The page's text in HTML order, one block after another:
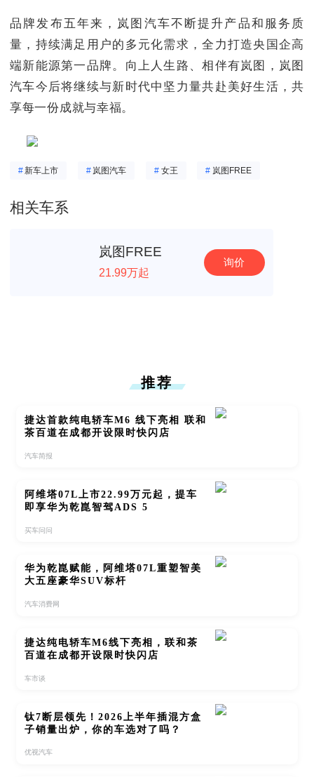
品牌发布五年来，岚图汽车不断提升产品和服务质
量，持续满足用户的多元化需求，全力打造央国企高
端新能源第一品牌。向上人生路、相伴有岚图，岚图
汽车今后将继续与新时代中坚力量共赴美好生活，共
享每一份成就与幸福。
#新车上市 # 岚图汽车 # 女王 # 岚图FREE
相关车系
岚图FREE
21.99万起
询价
推荐
捷达首款纯电轿车M6 线下亮相 联和
茶百道在成都开设限时快闪店
汽车简报
阿维塔07L上市22.99万元起，提车
即享华为乾崑智驾ADS 5
买车问问
华为乾崑赋能，阿维塔07L重塑智美
大五座豪华SUV标杆
汽车消费网
捷达纯电轿车M6线下亮相，联和茶
百道在成都开设限时快闪店
车市谈
钛7断层领先！2026上半年插混方盒
子销量出炉，你的车选对了吗？
优视汽车